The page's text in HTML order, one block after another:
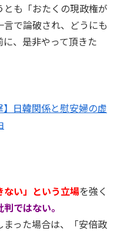
も「おたくの現政権が
で論破され、どうにも
、是非やって頂きた
】日韓関係と慰安婦の虚
ない」という立場を強く
ではない。
った場合は、「安倍政